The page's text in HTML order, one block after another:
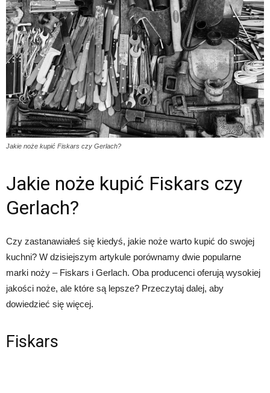
Jakie noże kupić Fiskars czy Gerlach?
Jakie noże kupić Fiskars czy
Gerlach?
Czy zastanawiałeś się kiedyś, jakie noże warto kupić do swojej
kuchni? W dzisiejszym artykule porównamy dwie popularne
marki noży – Fiskars i Gerlach. Oba producenci oferują wysokiej
jakości noże, ale które są lepsze? Przeczytaj dalej, aby
dowiedzieć się więcej.
Fiskars